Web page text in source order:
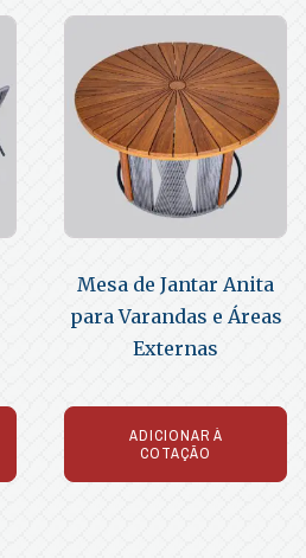
Mesa de Jantar Anita
para Varandas e Áreas
Externas
ADICIONAR À
COTAÇÃO